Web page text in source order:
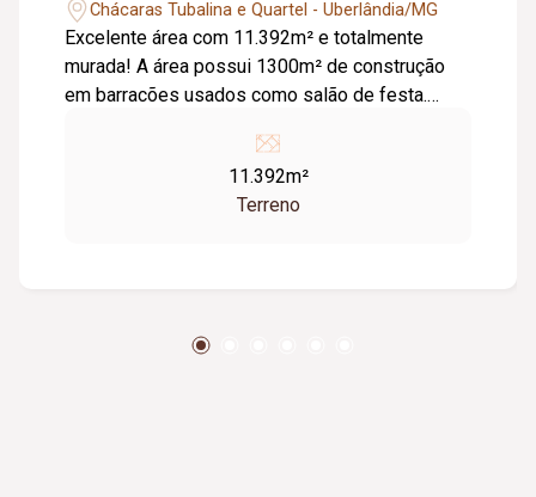
Chácaras Tubalina e Quartel - Uberlândia/MG
Excelente área com 11.392m² e totalmente
murada! A área possui 1300m² de construção
em barracões usados como salão de festa.
01 suíte, cozinha ampla, sala de jantar, sala de
estar, sala de Tv e varanda ampla.
11.392m²
Terreno